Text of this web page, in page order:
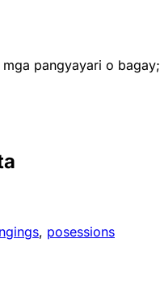
pangyayari o bagay;
, posessions